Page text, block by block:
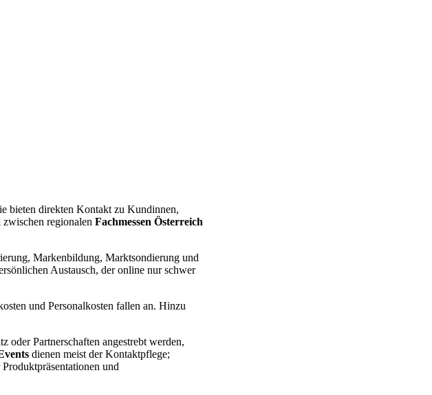
bieten direkten Kontakt zu Kundinnen,
regionalen Fachmessen Österreich
Markenbildung, Marktsondierung und
Austausch, der online nur schwer
und Personalkosten fallen an. Hinzu
oder Partnerschaften angestrebt werden,
dienen meist der Kontaktpflege;
und